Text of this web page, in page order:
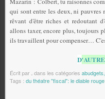
qui sont entre les deux, ni
rêvant d'être riches et redoutant
allons taxer, encore plus, toujours
ils travaillent pour compenser…
D
Écrit par dans les catégories
Tags : du théatre "fiscal": le diable rouge